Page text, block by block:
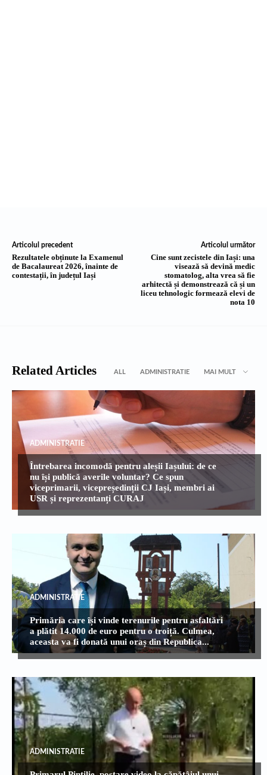
Articolul precedent
Rezultatele obținute la Examenul
de Bacalaureat 2026, înainte de
contestații, în județul Iași
Articolul următor
Cine sunt zecistele din Iași: una
visează să devină medic
stomatolog, alta vrea să fie
arhitectă și demonstrează că și un
liceu tehnologic formează elevi de
nota 10
Related Articles ALL ADMINISTRATIE MAI MULT
ADMINISTRATIE
Întrebarea incomodă pentru aleșii Iașului: de ce
nu își publică averile voluntar? Ce spun
viceprimarii, vicepreședinții CJ Iași, membri ai
USR și reprezentanți CURAJ
ADMINISTRATIE
Primăria care își vinde terenurile pentru asfaltări
a plătit 14.000 de euro pentru o troiță. Culmea,
aceasta va fi donată unui oraș din Republica...
ADMINISTRATIE